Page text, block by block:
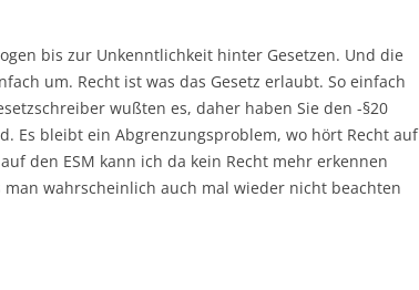
bis zur Unkenntlichkeit hinter Gesetzen. Und die
um. Recht ist was das Gesetz erlaubt. So einfach
wußten es, daher haben Sie den -§20
Es bleibt ein Abgrenzungsproblem, wo hört Recht auf
den ESM kann ich da kein Recht mehr erkennen
man wahrscheinlich auch mal wieder nicht beachten